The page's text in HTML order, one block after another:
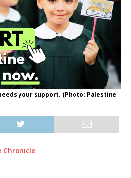
your support. (Photo: Palestine
Chronicle